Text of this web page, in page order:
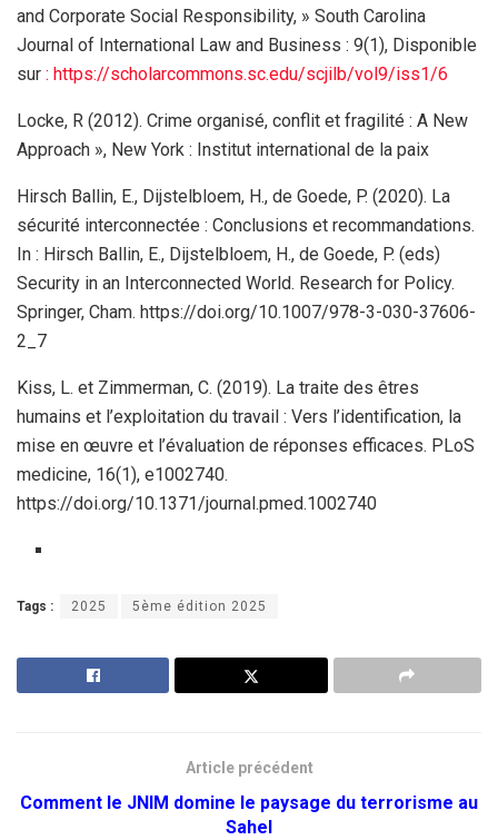
and Corporate Social Responsibility, » South Carolina
Journal of International Law and Business : 9(1), Disponible
sur : https://scholarcommons.sc.edu/scjilb/vol9/iss1/6
Locke, R (2012). Crime organisé, conflit et fragilité : A New
Approach », New York : Institut international de la paix
Hirsch Ballin, E., Dijstelbloem, H., de Goede, P. (2020). La
sécurité interconnectée : Conclusions et recommandations.
In : Hirsch Ballin, E., Dijstelbloem, H., de Goede, P. (eds)
Security in an Interconnected World. Research for Policy.
Springer, Cham. https://doi.org/10.1007/978-3-030-37606-
2_7
Kiss, L. et Zimmerman, C. (2019). La traite des êtres
humains et l’exploitation du travail : Vers l’identification, la
mise en œuvre et l’évaluation de réponses efficaces. PLoS
medicine, 16(1), e1002740.
https://doi.org/10.1371/journal.pmed.1002740
Tags : 2025 5ème édition 2025
Article précédent
Comment le JNIM domine le paysage du terrorisme au
Sahel